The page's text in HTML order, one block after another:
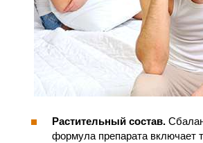
Растительный состав.
формула препарата включает